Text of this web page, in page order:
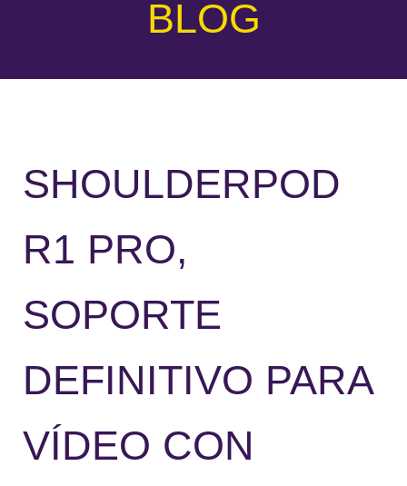
BLOG
SHOULDERPOD
R1 PRO,
SOPORTE
DEFINITIVO PARA
VÍDEO CON